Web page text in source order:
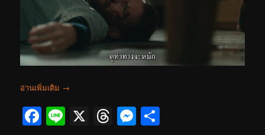
อ่านเพิ่มเติม →
Facebook
Line
X Threads
Messenger